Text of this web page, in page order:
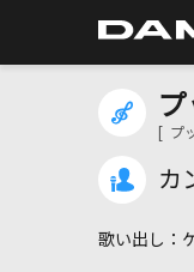
[ プ
カ